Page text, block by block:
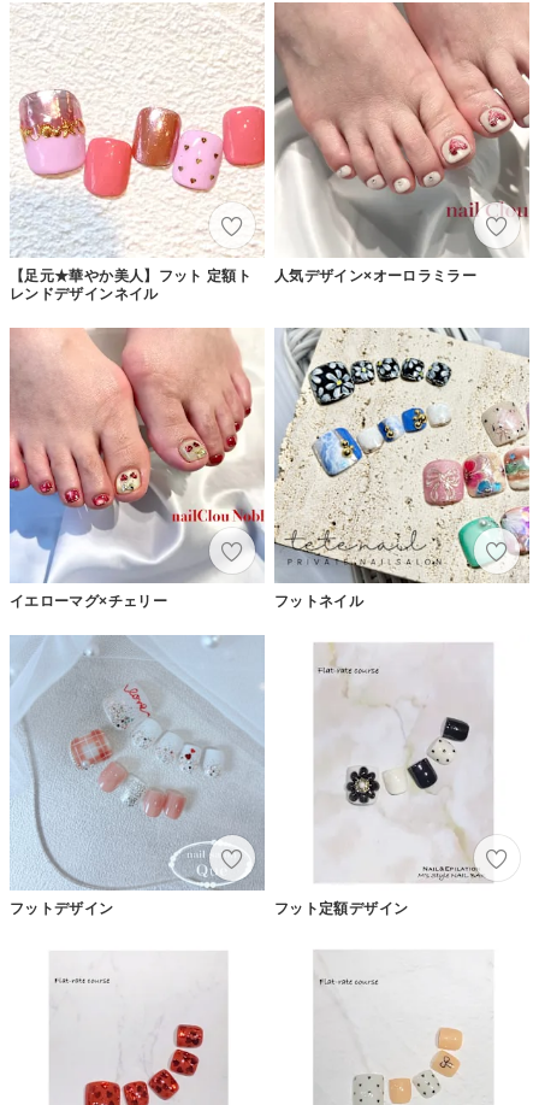
【足元★華やか美人】フット 定額ト
レンドデザインネイル
人気デザイン×オーロラミラー
イエローマグ×チェリー フットネイル
フットデザイン フット定額デザイン